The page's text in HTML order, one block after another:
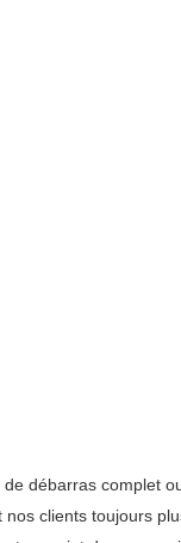
débarras
clients toujours